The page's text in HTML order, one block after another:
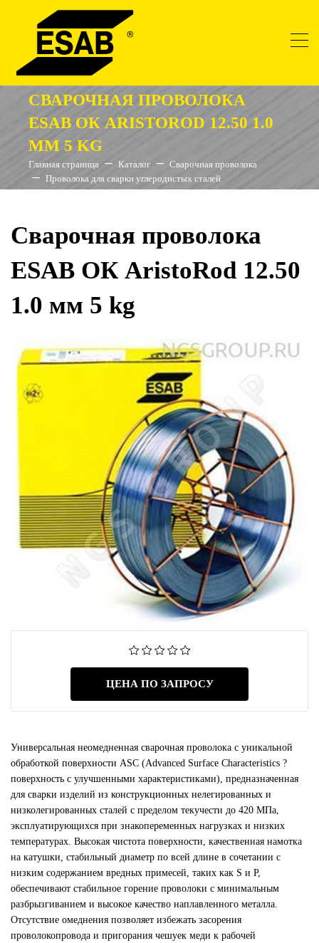
СВАРОЧНАЯ ПРОВОЛОКА
ESAB ОК ARISTOROD 12.50 1.0
ММ 5 KG
Главная страница Каталог
Сварочная проволока
Проволока для сварки углеродистых сталей
Сварочная проволока
ESAB ОК AristoRod 12.50
1.0 мм 5 kg
ЦЕНА ПО ЗАПРОСУ
Универсальная неомедненная сварочная проволока с уникальной
обработкой поверхности ASC (Advanced Surface Characteristics ?
поверхность с улучшенными характеристиками), предназначенная
для сварки изделий из конструкционных нелегированных и
низколегированных сталей с пределом текучести до 420 МПа,
эксплуатирующихся при знакопеременных нагрузках и низких
температурах. Высокая чистота поверхности, качественная намотка
на катушки, стабильный диаметр по всей длине в сочетании с
низким содержанием вредных примесей, таких как S и P,
обеспечивают стабильное горение проволоки с минимальным
разбрызгиванием и высокое качество наплавленного металла.
Отсутствие омеднения позволяет избежать засорения
проволокопровода и пригорания чешуек меди к рабочей